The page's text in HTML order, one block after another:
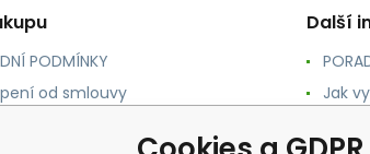
PODMÍNKY
od smlouvy
Další
Jak